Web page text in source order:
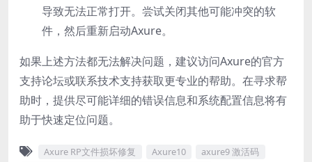
导致无法正常打开。尝试关闭其他可能冲突的软
件，然后重新启动Axure。
如果上述方法都无法解决问题，建议访问Axure的官方
支持论坛或联系技术支持获取更专业的帮助。在寻求帮
助时，提供尽可能详细的错误信息和系统配置信息将有
助于快速定位问题。
Axure RP文件损坏修复 Axure10
axure9 激活码